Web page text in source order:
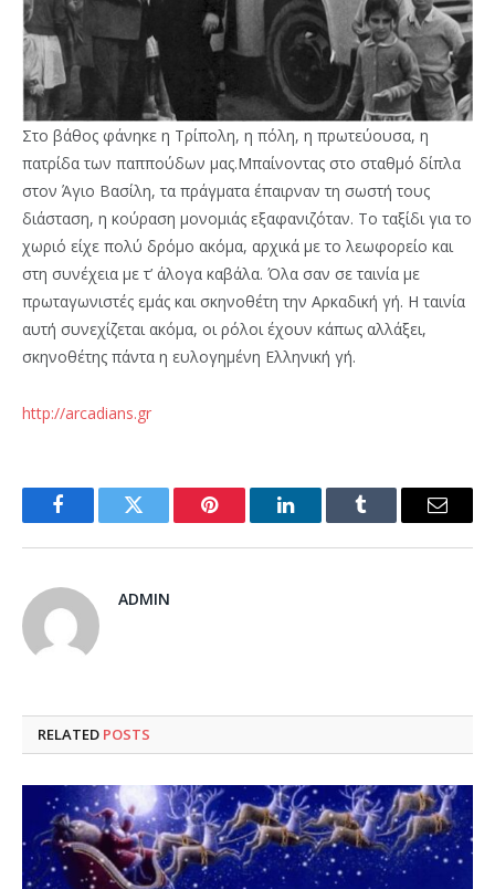
Στο βάθος φάνηκε η Τρίπολη, η πόλη, η πρωτεύουσα, η
πατρίδα των παππούδων μας.Μπαίνοντας στο σταθμό δίπλα
στον Άγιο Βασίλη, τα πράγματα έπαιρναν τη σωστή τους
διάσταση, η κούραση μονομιάς εξαφανιζόταν. Το ταξίδι για το
χωριό είχε πολύ δρόμο ακόμα, αρχικά με το λεωφορείο και
στη συνέχεια με τ’ άλογα καβάλα. Όλα σαν σε ταινία με
πρωταγωνιστές εμάς και σκηνοθέτη την Αρκαδική γή. Η ταινία
αυτή συνεχίζεται ακόμα, οι ρόλοι έχουν κάπως αλλάξει,
σκηνοθέτης πάντα η ευλογημένη Ελληνική γή.
http://arcadians.gr
FacebookTwitter Pinterest LinkedInTumblr Email
ADMIN
RELATED POSTS